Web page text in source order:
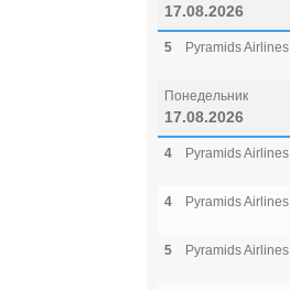
17.08.2026
5 Pyramids Airlines
Понедельник
17.08.2026
4 Pyramids Airlines
4 Pyramids Airlines
5 Pyramids Airlines